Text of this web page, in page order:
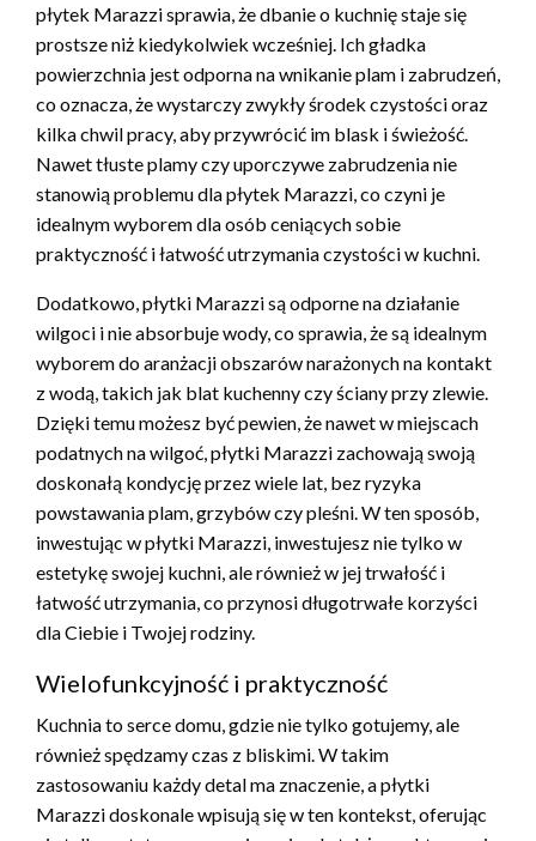
płytek Marazzi sprawia, że dbanie o kuchnię staje się
prostsze niż kiedykolwiek wcześniej. Ich gładka
powierzchnia jest odporna na wnikanie plam i zabrudzeń,
co oznacza, że wystarczy zwykły środek czystości oraz
kilka chwil pracy, aby przywrócić im blask i świeżość.
Nawet tłuste plamy czy uporczywe zabrudzenia nie
stanowią problemu dla płytek Marazzi, co czyni je
idealnym wyborem dla osób ceniących sobie
praktyczność i łatwość utrzymania czystości w kuchni.
Dodatkowo, płytki Marazzi są odporne na działanie
wilgoci i nie absorbuje wody, co sprawia, że są idealnym
wyborem do aranżacji obszarów narażonych na kontakt
z wodą, takich jak blat kuchenny czy ściany przy zlewie.
Dzięki temu możesz być pewien, że nawet w miejscach
podatnych na wilgoć, płytki Marazzi zachowają swoją
doskonałą kondycję przez wiele lat, bez ryzyka
powstawania plam, grzybów czy pleśni. W ten sposób,
inwestując w płytki Marazzi, inwestujesz nie tylko w
estetykę swojej kuchni, ale również w jej trwałość i
łatwość utrzymania, co przynosi długotrwałe korzyści
dla Ciebie i Twojej rodziny.
Wielofunkcyjność i praktyczność
Kuchnia to serce domu, gdzie nie tylko gotujemy, ale
również spędzamy czas z bliskimi. W takim
zastosowaniu każdy detal ma znaczenie, a płytki
Marazzi doskonale wpisują się w ten kontekst, oferując